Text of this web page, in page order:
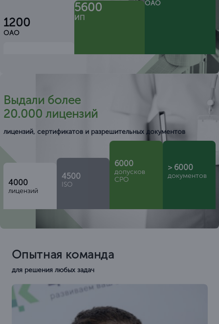
1200
ОАО
5600
ИП
ОАО
Выдали более
20.000 лицензий
лицензий, сертификатов и разрешительных документов
4000
лицензий
4500
ISO
6000
допусков
СРО
> 6000
документов
Опытная команда
для решения любых задач